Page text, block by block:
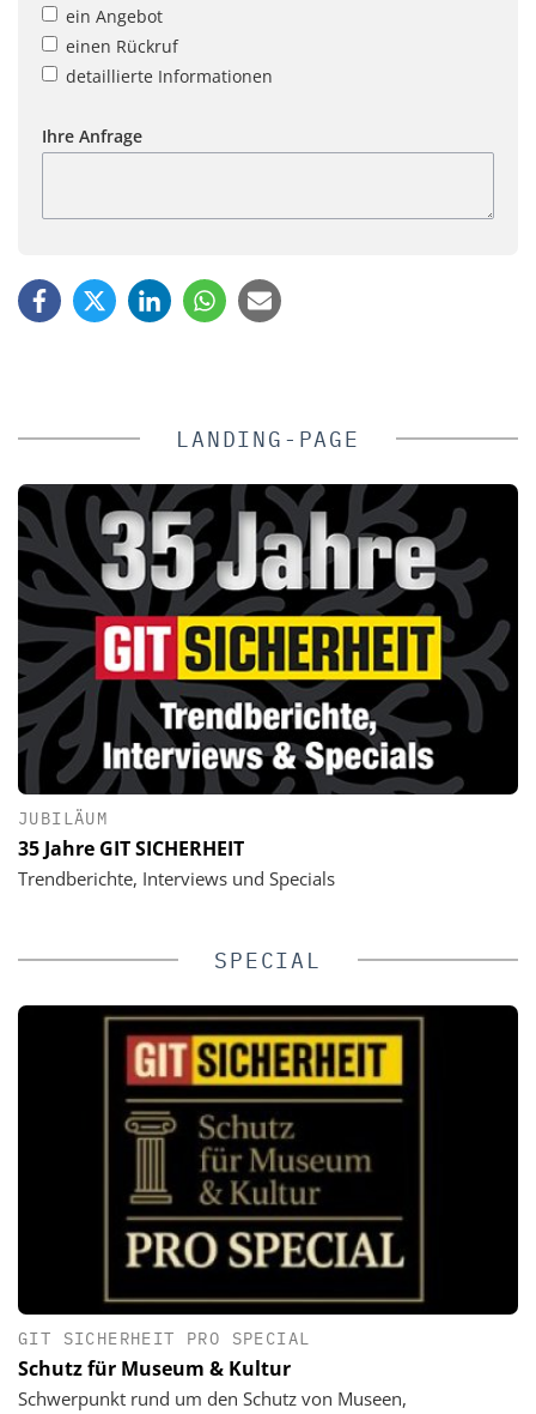
ein Angebot
einen Rückruf
detaillierte Informationen
Ihre Anfrage
LANDING-PAGE
JUBILÄUM
35 Jahre GIT SICHERHEIT
Trendberichte, Interviews und Specials
SPECIAL
GIT SICHERHEIT PRO SPECIAL
Schutz für Museum & Kultur
Schwerpunkt rund um den Schutz von Museen,